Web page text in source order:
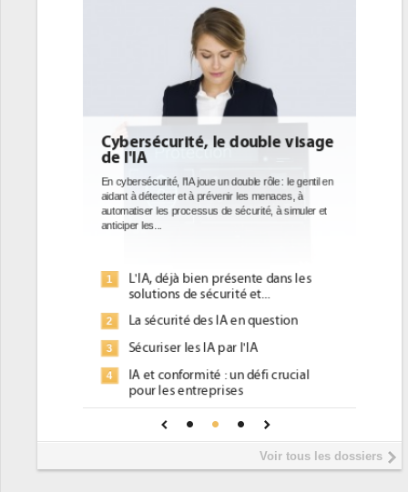
DEE: l'efficacité énergétique
bientôt une obligation pour les
datacenters
Des datacenters plus durables et plus efficaces, c'est
ce que recherchent les pouvoirs publics européens
avec la mise en oeuvre de la nouvelle Directive sur
1
Qu'est-ce que la DEE (directive
d'efficacité énergétique) ?
2
DEE, une pression administrative
place pour répondre à...
Phocea DC dans les cordes pour la
DEE
Interview de Fabrice Coquio,
président de Digital Realty...Voir tous les dossiers